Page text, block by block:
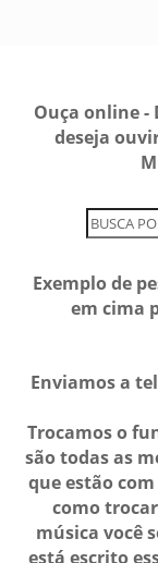
Ouça online -
deseja
Exemplo de
em cima
Enviamos a
Trocamos o
são todas as
que estão
como
música você
está escrito